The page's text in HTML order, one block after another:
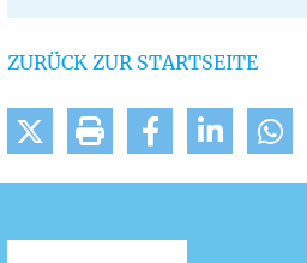
ZURÜCK ZUR STARTSEITE